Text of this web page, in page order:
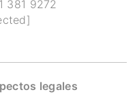
381 9272
legales